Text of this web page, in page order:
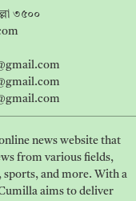
৩৫০০
news website that
from various fields,
and more. With a
aims to deliver